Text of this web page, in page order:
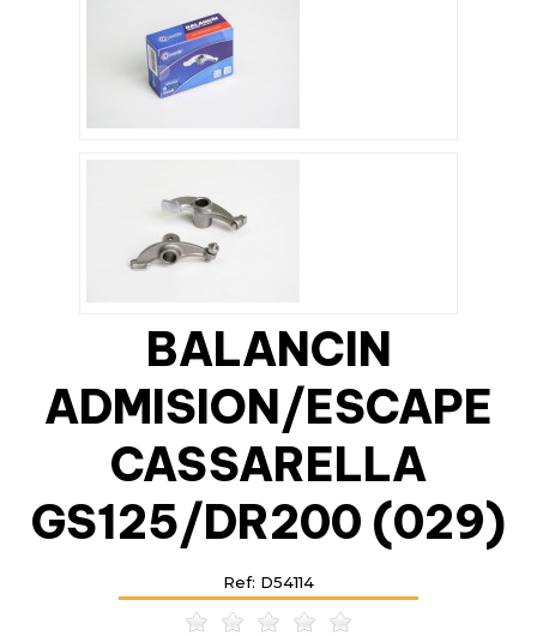
BALANCIN
ADMISION/ESCAPE
CASSARELLA
GS125/DR200 (029)
Ref: D54114